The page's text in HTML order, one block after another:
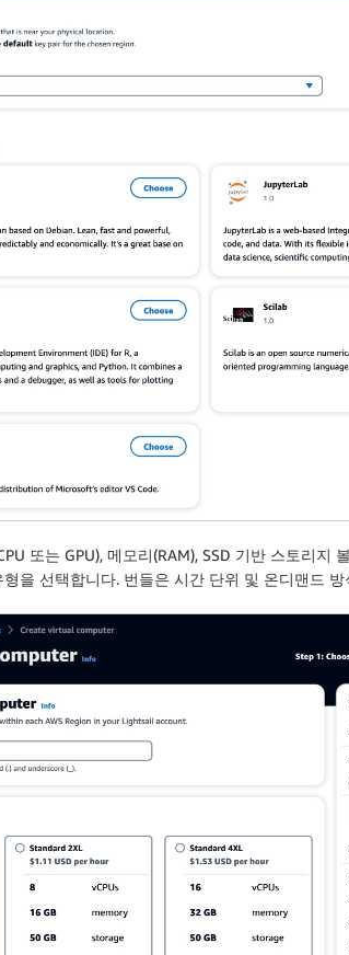
또는 GPU), 메모리(RAM), SSD 기반 스토리지
을 선택합니다. 번들은 시간 단위 및 온디맨드